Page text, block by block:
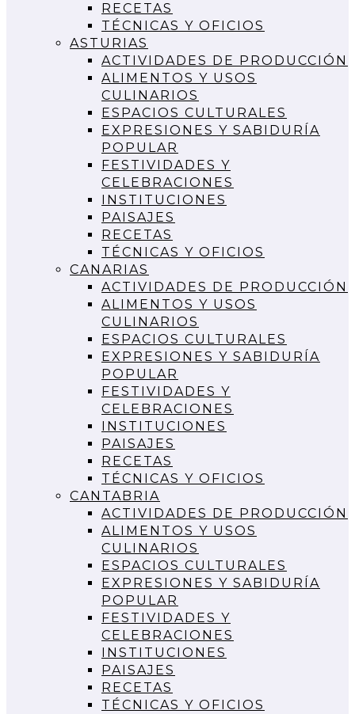
RECETAS
TÉCNICAS Y OFICIOS
ASTURIAS
ACTIVIDADES DE PRODUCCIÓN
ALIMENTOS Y USOS
CULINARIOS
ESPACIOS CULTURALES
EXPRESIONES Y SABIDURÍA
POPULAR
FESTIVIDADES Y
CELEBRACIONES
INSTITUCIONES
PAISAJES
RECETAS
TÉCNICAS Y OFICIOS
CANARIAS
ACTIVIDADES DE PRODUCCIÓN
ALIMENTOS Y USOS
CULINARIOS
ESPACIOS CULTURALES
EXPRESIONES Y SABIDURÍA
POPULAR
FESTIVIDADES Y
CELEBRACIONES
INSTITUCIONES
PAISAJES
RECETAS
TÉCNICAS Y OFICIOS
CANTABRIA
ACTIVIDADES DE PRODUCCIÓN
ALIMENTOS Y USOS
CULINARIOS
ESPACIOS CULTURALES
EXPRESIONES Y SABIDURÍA
POPULAR
FESTIVIDADES Y
CELEBRACIONES
INSTITUCIONES
PAISAJES
RECETAS
TÉCNICAS Y OFICIOS